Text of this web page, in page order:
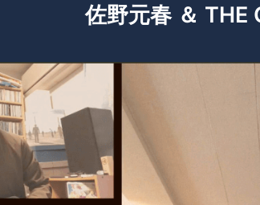
佐野元春 ＆ THE